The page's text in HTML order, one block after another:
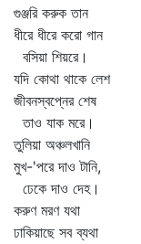
গুঞ্জরি করুক তান
ধীরে ধীরে করো গান
বসিয়া শিয়রে।
যদি কোথা থাকে লেশ
জীবনস্বপ্নের শেষ
তাও যাক মরে।
তুলিয়া অঞ্চলখানি
মুখ-'পরে দাও টানি,
ঢেকে দাও দেহ।
করুণ মরণ যথা
ঢাকিয়াছে সব ব্যথা